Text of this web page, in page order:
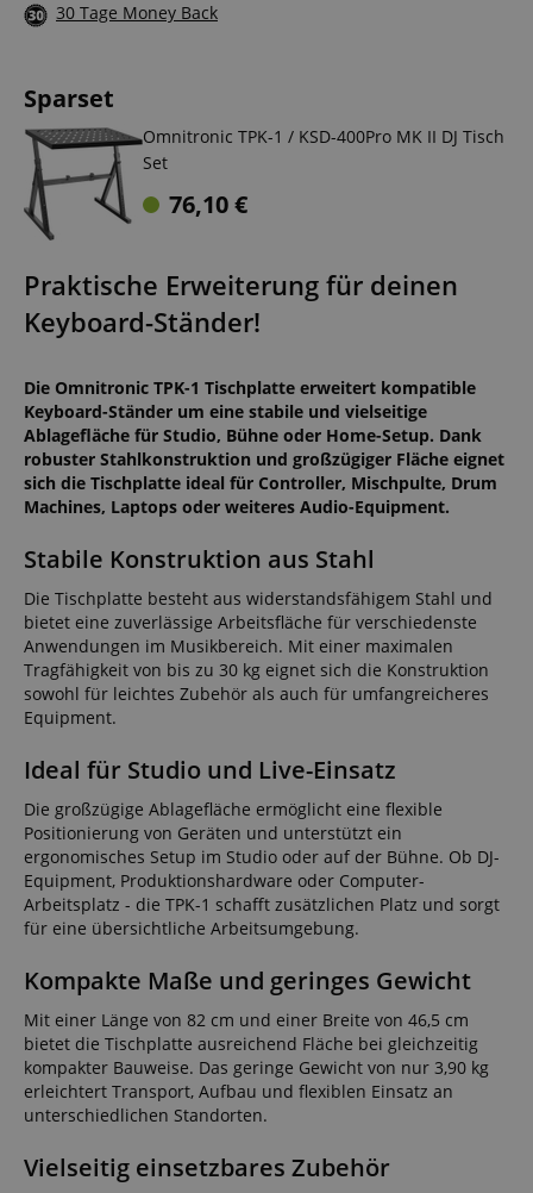
30 Tage Money Back
Sparset
Omnitronic TPK-1 / KSD-400Pro MK II DJ Tisch
Set
76,10€
Praktische Erweiterung für deinen
Keyboard-Ständer!
Die Omnitronic TPK-1 Tischplatte erweitert kompatible
Keyboard-Ständer um eine stabile und vielseitige
Ablagefläche für Studio, Bühne oder Home-Setup. Dank
robuster Stahlkonstruktion und großzügiger Fläche eignet
sich die Tischplatte ideal für Controller, Mischpulte, Drum
Machines, Laptops oder weiteres Audio-Equipment.
Stabile Konstruktion aus Stahl
Die Tischplatte besteht aus widerstandsfähigem Stahl und
bietet eine zuverlässige Arbeitsfläche für verschiedenste
Anwendungen im Musikbereich. Mit einer maximalen
Tragfähigkeit von bis zu 30 kg eignet sich die Konstruktion
sowohl für leichtes Zubehör als auch für umfangreicheres
Equipment.
Ideal für Studio und Live-Einsatz
Die großzügige Ablagefläche ermöglicht eine flexible
Positionierung von Geräten und unterstützt ein
ergonomisches Setup im Studio oder auf der Bühne. Ob DJ-
Equipment, Produktionshardware oder Computer-
Arbeitsplatz - die TPK-1 schafft zusätzlichen Platz und sorgt
für eine übersichtliche Arbeitsumgebung.
Kompakte Maße und geringes Gewicht
Mit einer Länge von 82 cm und einer Breite von 46,5 cm
bietet die Tischplatte ausreichend Fläche bei gleichzeitig
kompakter Bauweise. Das geringe Gewicht von nur 3,90 kg
erleichtert Transport, Aufbau und flexiblen Einsatz an
unterschiedlichen Standorten.
Vielseitig einsetzbares Zubehör